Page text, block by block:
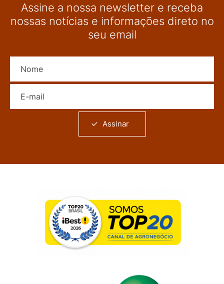
Assine a nossa newsletter e receba
nossas notícias e informações direto no
seu email
Assinar